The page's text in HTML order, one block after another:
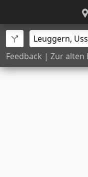
Feedback | Zur alten